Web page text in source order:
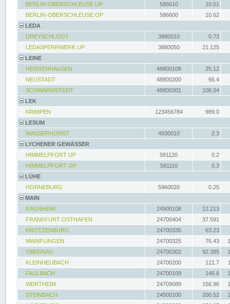
BERLIN-OBERSCHLEUSE UP
586610
10.51
BERLIN-OBERSCHLEUSE OP
586600
10.62
LEDA
DREYSCHLOOT
3880010
0.73
LEDASPERRWERK UP
3880050
21.125
LEINE
HERRENHAUSEN
48800108
25.12
NEUSTADT
48800200
66.4
SCHWARMSTEDT
48800301
106.04
LEK
KRIMPEN
123456784
989.0
LESUM
WASSERHORST
4930010
2.3
LYCHENER GEWÄSSER
HIMMELPFORT UP
581120
0.2
HIMMELPFORT OP
581110
0.3
LÜHE
HORNEBURG
5960020
0.25
MAIN
RAUNHEIM
24900108
12.213
FRANKFURT OSTHAFEN
24700404
37.591
KROTZENBURG
24700335
63.23
MAINFLINGEN
24700325 76.43
OBERNAU
24700302 92.385
KLEINHEUBACH
24700200 121.7
FAULBACH
24700109 146.6
WERTHEIM
24709089 156.96
STEINBACH
24500100 200.52